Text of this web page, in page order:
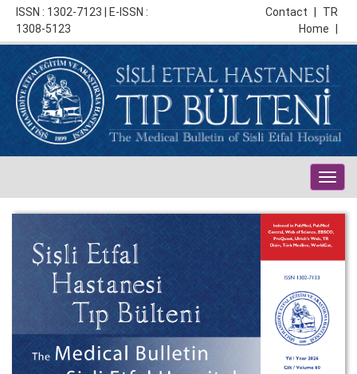
ISSN : 1302-7123 | E-ISSN :
1308-5123
TR
Contact
Home